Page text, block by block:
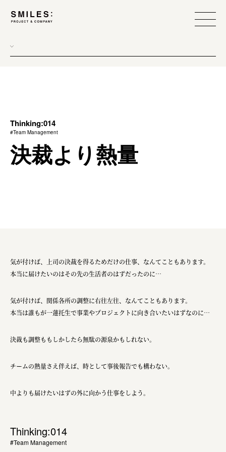
scope
process
team management
Thinking:014
#Team Management
決裁より熱量
気が付けば、上司の決裁を得るためだけの仕事、なんてこともあります。
本当に届けたいのはその先の生活者のはずだったのに…
気が付けば、関係各所の調整に右往左往、なんてこともあります。
本当は誰もが一蓮托生で事業やプロジェクトに向き合いたいはずなのに…
決裁も調整ももしかしたら無駄の源泉かもしれない。
チームの熱量さえ伴えば、時として事後報告でも構わない。
中よりも届けたいはずの外に向かう仕事をしよう。
Thinking:014
#Team Management